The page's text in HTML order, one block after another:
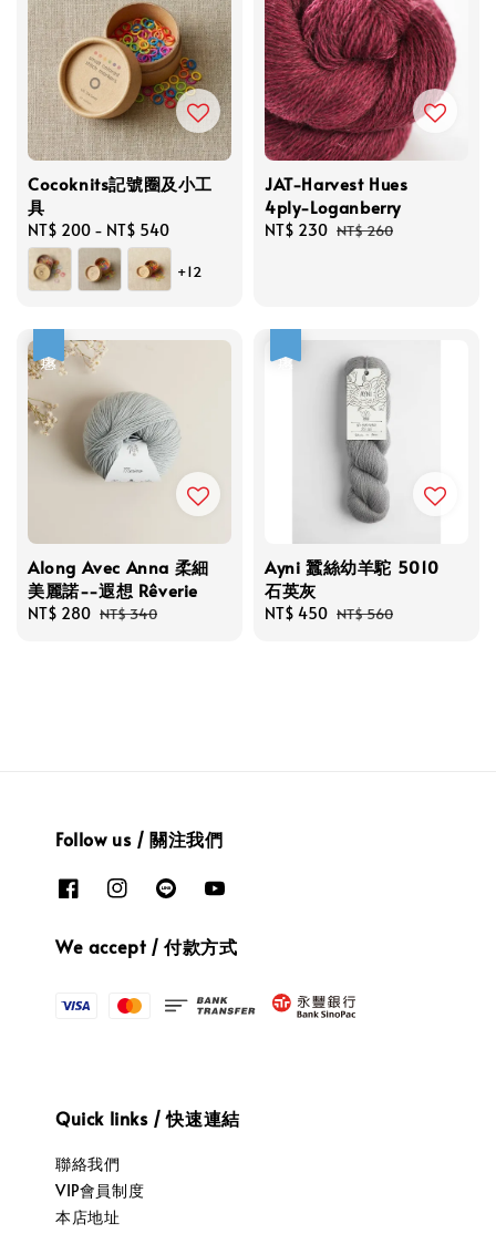
Cocoknits記號圈及小工
具
Regular
price
NT$ 200 - NT$ 540
+12
JAT-Harvest Hues
4ply-Loganberry
Sale
NT$ 230 Regular
NT$ 260
Along Avec Anna 柔細
美麗諾--遐想 Rêverie
Sale
NT$ 280 Regular
NT$ 340
Ayni 蠶絲幼羊駝 5010
石英灰
Sale
NT$ 450 Regular
NT$ 560
Follow us / 關注我們
We accept / 付款方式
Quick links / 快速連結
聯絡我們
VIP會員制度
本店地址